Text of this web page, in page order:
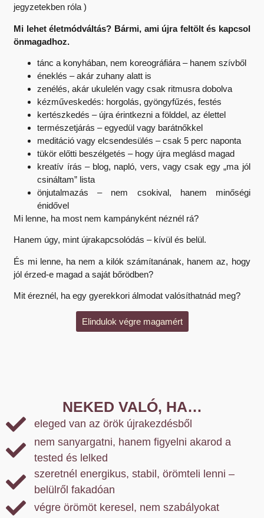
jegyzetekben róla )
Mi lehet életmódváltás? Bármi, ami újra feltölt és kapcsol
önmagadhoz.
tánc a konyhában, nem koreográfiára – hanem szívből
éneklés – akár zuhany alatt is
zenélés, akár ukulelén vagy csak ritmusra dobolva
kézműveskedés: horgolás, gyöngyfűzés, festés
kertészkedés – újra érintkezni a földdel, az élettel
természetjárás – egyedül vagy barátnőkkel
meditáció vagy elcsendesülés – csak 5 perc naponta
tükör előtti beszélgetés – hogy újra meglásd magad
kreatív írás – blog, napló, vers, vagy csak egy „ma jól
csináltam” lista
önjutalmazás – nem csokival, hanem minőségi
énidővel
Mi lenne, ha most nem kampányként néznél rá?
Hanem úgy, mint újrakapcsolódás – kívül és belül.
És mi lenne, ha nem a kilók számítanának, hanem az, hogy
jól érzed-e magad a saját bőrödben?
Mit éreznél, ha egy gyerekkori álmodat valósíthatnád meg?
Elindulok végre magamért
NEKED VALÓ, HA…
eleged van az örök újrakezdésből
nem sanyargatni, hanem figyelni akarod a
tested és lelked
szeretnél energikus, stabil, örömteli lenni –
belülről fakadóan
végre örömöt keresel, nem szabályokat